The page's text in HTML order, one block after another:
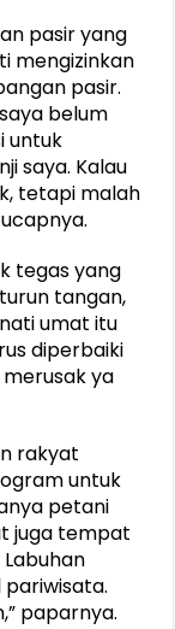
pasir yang
mengizinkan
pasir.
belum
untuk
saya. Kalau
tetapi malah
tegas yang
tangan,
umat itu
diperbaiki
ya
rakyat
untuk
petani
juga tempat
paparnya.